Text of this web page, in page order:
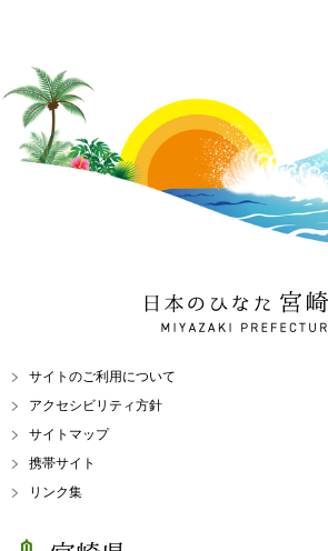
日本のひなた 宮崎県
MIYAZAKI PREFECTURE
サイトのご利用について
アクセシビリティ方針
サイトマップ
携帯サイト
リンク集